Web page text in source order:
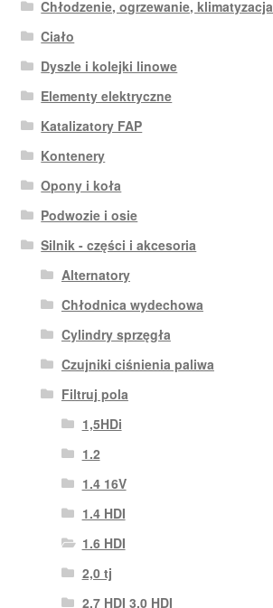
Chłodzenie, ogrzewanie, klimatyzacja
Ciało
Dyszle i kolejki linowe
Elementy elektryczne
Katalizatory FAP
Kontenery
Opony i koła
Podwozie i osie
Silnik - części i akcesoria
Alternatory
Chłodnica wydechowa
Cylindry sprzęgła
Czujniki ciśnienia paliwa
Filtruj pola
1,5HDi
1.2
1.4 16V
1.4 HDI
1.6 HDI
2,0 tj
2,7 HDI 3,0 HDI